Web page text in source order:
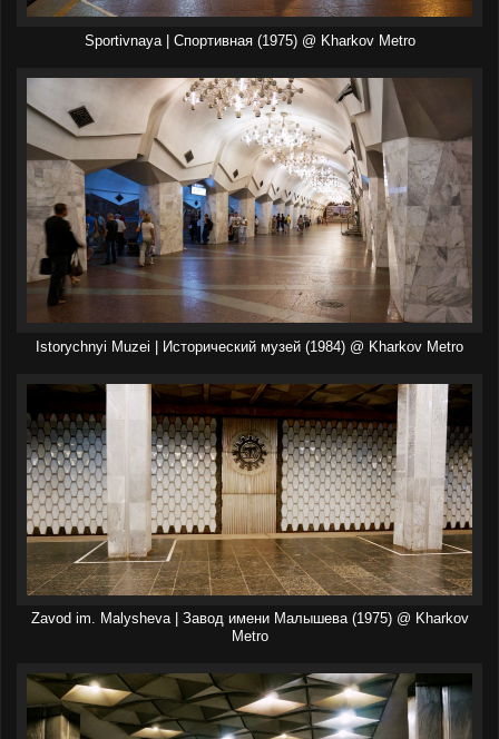
Sportivnaya | Спортивная (1975) @ Kharkov Metro
Istorychnyi Muzei | Исторический музей (1984) @ Kharkov Metro
Zavod im. Malysheva | Завод имени Малышева (1975) @ Kharkov
Metro